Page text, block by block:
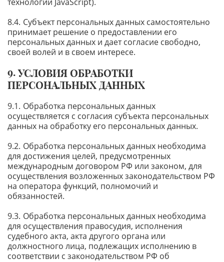
Субъект персональных данных самостоятельно
принимает решение о предоставлении его
персональных данных и дает согласие свободно,
своей волей и в своем интересе.
УСЛОВИЯ ОБРАБОТКИ
ПЕРСОНАЛЬНЫХ ДАННЫХ
Обработка персональных данных
осуществляется с согласия субъекта персональных
данных на обработку его персональных данных.
Обработка персональных данных необходима
для достижения целей, предусмотренных
международным договором РФ или законом, для
осуществления возложенных законодательством РФ
на оператора функций, полномочий и
обязанностей.
Обработка персональных данных необходима
для осуществления правосудия, исполнения
судебного акта, акта другого органа или
должностного лица, подлежащих исполнению в
соответствии с законодательством РФ об